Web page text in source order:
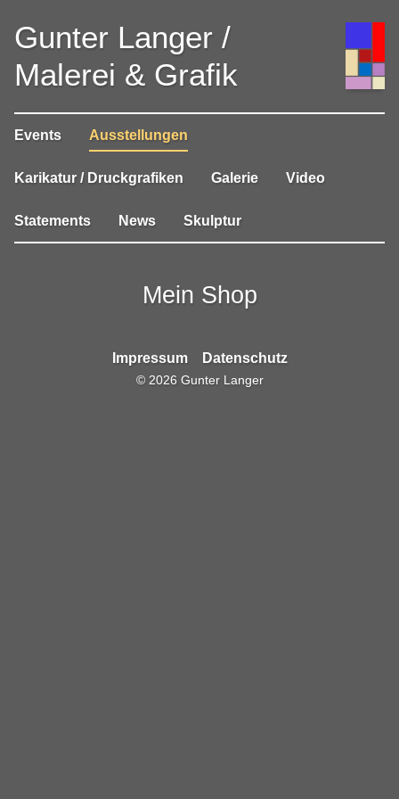
Gunter Langer /
Malerei & Grafik
Events Ausstellungen
Karikatur / Druckgrafiken Galerie Video
Statements News Skulptur
Impressum Datenschutz
© 2026 Gunter Langer
Mein Shop